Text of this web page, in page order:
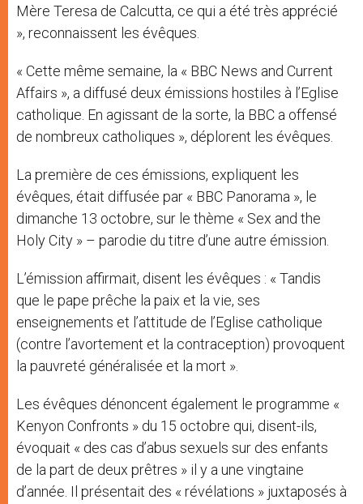
Mère Teresa de Calcutta, ce qui a été très apprécié
», reconnaissent les évêques.
« Cette même semaine, la « BBC News and Current
Affairs », a diffusé deux émissions hostiles à l’Eglise
catholique. En agissant de la sorte, la BBC a offensé
de nombreux catholiques », déplorent les évêques.
La première de ces émissions, expliquent les
évêques, était diffusée par « BBC Panorama », le
dimanche 13 octobre, sur le thème « Sex and the
Holy City » – parodie du titre d’une autre émission.
L’émission affirmait, disent les évêques : « Tandis
que le pape prêche la paix et la vie, ses
enseignements et l’attitude de l’Eglise catholique
(contre l’avortement et la contraception) provoquent
la pauvreté généralisée et la mort ».
Les évêques dénoncent également le programme «
Kenyon Confronts » du 15 octobre qui, disent-ils,
évoquait « des cas d’abus sexuels sur des enfants
de la part de deux prêtres » il y a une vingtaine
d’année. Il présentait des « révélations » juxtaposés à